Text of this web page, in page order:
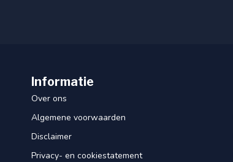
Informatie
Over ons
Algemene voorwaarden
Disclaimer
Privacy- en cookiestatement